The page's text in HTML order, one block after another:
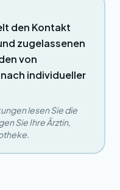
den Kontakt
zugelassenen
von
individueller
lesen Sie die
Sie Ihre Ärztin,